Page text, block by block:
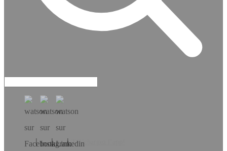
Téléchargez l’app!